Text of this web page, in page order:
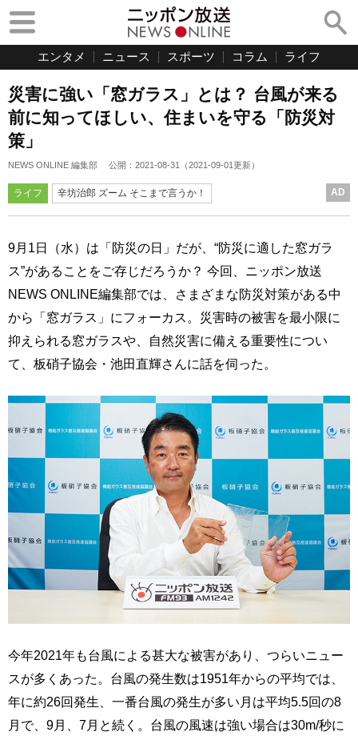
エンタメ ニュース スポーツ コラム ライフ
災害に強い「窓ガラス」とは？ 台風が来る
前に知ってほしい、住まいを守る「防災対
策」
NEWS ONLINE 編集部 公開： 2021-08-31 （2021-09-01更新）
ライフ 辛坊治郎 ズーム そこまで言うか！ AD
9月1日（水）は「防災の日」だが、“防災に適した窓ガラ
ス”があることをご存じだろうか？ 今回、ニッポン放送
NEWS ONLINE編集部では、さまざまな防災対策がある中
から「窓ガラス」にフォーカス。災害時の被害を最小限に
抑えられる窓ガラスや、自然災害に備える重要性につい
て、板硝子協会・池田直輝さんに話を伺った。
今年2021年も台風による甚大な被害があり、つらいニュー
スが多くあった。台風の発生数は1951年からの平均では、
年に約26回発生、一番台風の発生が多い月は平均5.5回の8
月で、9月、7月と続く。台風の風速は強い場合は30m/秒に